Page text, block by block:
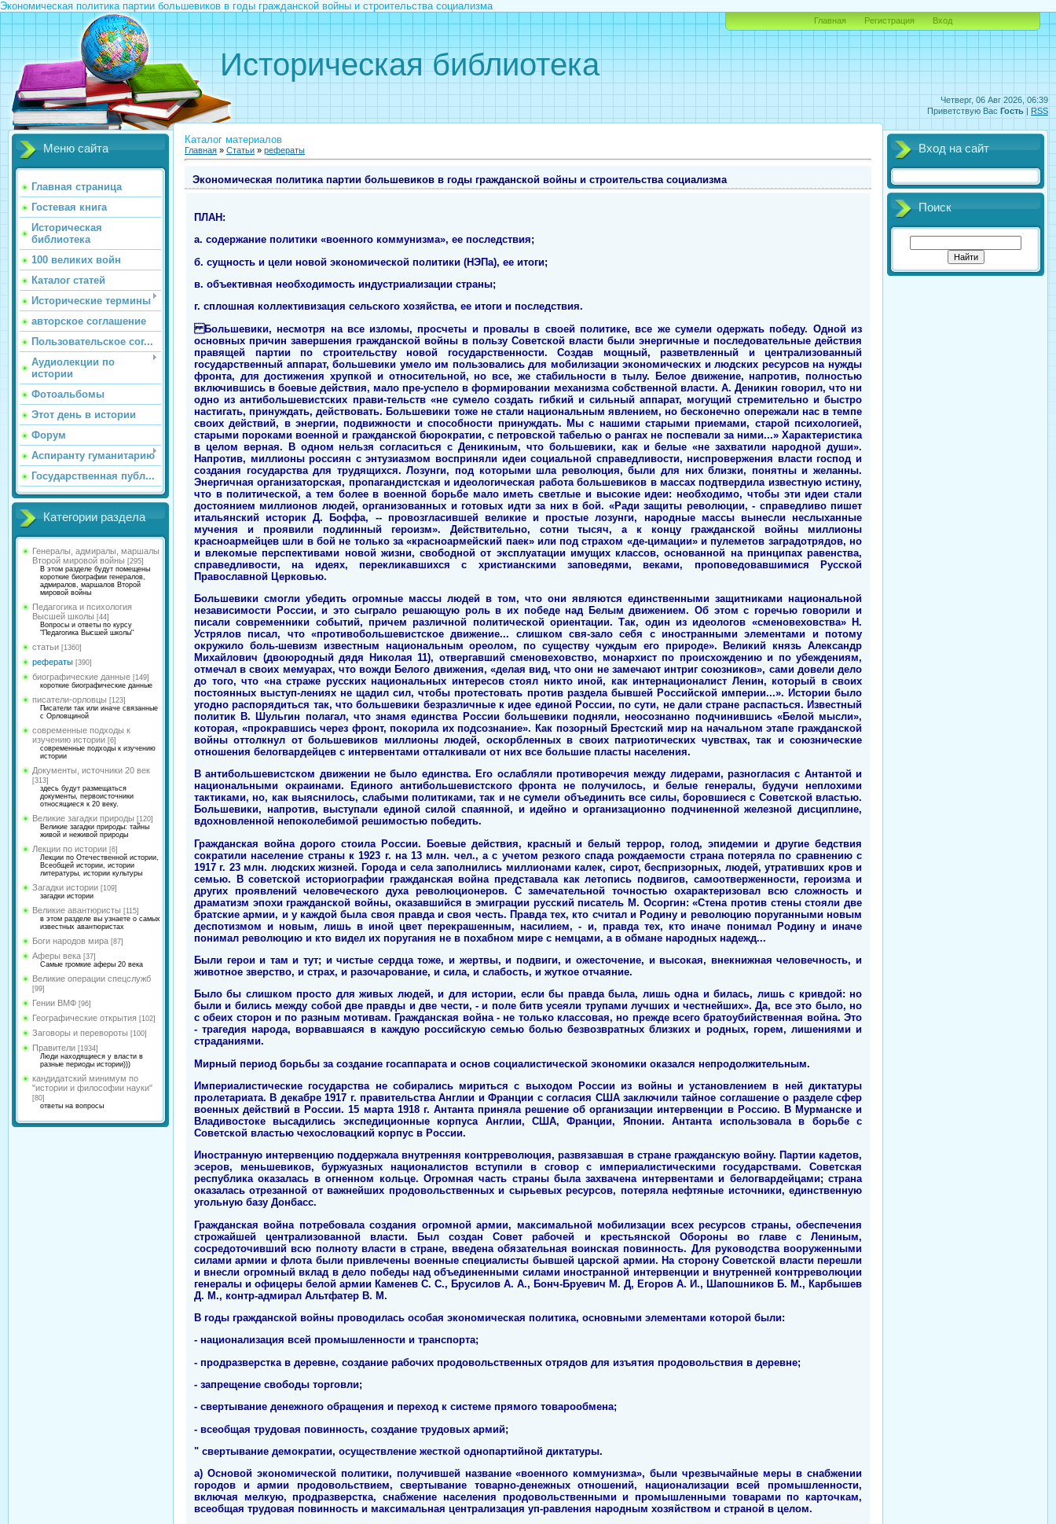
Экономическая политика партии большевиков в годы гражданской войны и строительства социализма
Четверг, 06 Авг 2026, 06:39
Приветствую Вас Гость | RSS
Историческая библиотека
Главная Регистрация Вход
Меню сайта
Главная страница
Гостевая книга
Историческая
библиотека
100 великих войн
Каталог статей
Исторические термины
авторское соглашение
Пользовательское сог...
Аудиолекции по
истории
Фотоальбомы
Этот день в истории
Форум
Аспиранту гуманитарию
Государственная публ...
Категории раздела
Генералы, адмиралы, маршалы
Второй мировой войны [295]
В этом разделе будут помещены
короткие биографии генералов,
адмиралов, маршалов Второй
мировой войны
Педагогика и психология
Высшей школы [44]
Вопросы и ответы по курсу
"Педагогика Высшей школы"
статьи [1360]
рефераты [390]
биографические данные [149]
короткие биографические данные
писатели-орловцы [123]
Писатели так или иначе связанные
с Орловщиной
современные подходы к
изучению истории [6]
современные подходы к изучению
истории
Документы, источники 20 век
[313]
здесь будут размещаться
документы, первоисточники
относящиеся к 20 веку.
Великие загадки природы [120]
Великие загадки природы: тайны
живой и неживой природы
Лекции по истории [6]
Лекции по Отечественной истории,
Всеобщей истории, истории
литературы, истории культуры
Загадки истории [109]
загадки истории
Великие авантюристы [115]
в этом разделе вы узнаете о самых
известных авантюристах
Боги народов мира [87]
Аферы века [37]
Самые громкие аферы 20 века
Великие операции спецслужб
[99]
Гении ВМФ [96]
Географические открытия [102]
Заговоры и перевороты [100]
Правители [1934]
Люди находящиеся у власти в
разные периоды истории)))
кандидатский минимум по
"истории и философии науки"
[80]
ответы на вопросы
Каталог материалов
Главная » Статьи » рефераты
Экономическая политика партии большевиков в годы гражданской войны и строительства социализма
ПЛАН :
а. содержание политики «военного коммунизма», ее последствия;
б. сущность и цели новой экономической политики (НЭПа), ее итоги;
в. объективная необходимость индустриализации страны;
г. сплошная коллективизация сельского хозяйства, ее итоги и последствия.
Большевики, несмотря на все изломы, просчеты и провалы в своей политике, все же сумели одержать победу. Одной из
основных причин завершения гражданской войны в пользу Советской власти были энергичные и последовательные действия
правящей партии по строительству новой государственности. Создав мощный, разветвленный и централизованный
государственный аппарат, большевики умело им пользовались для мобилизации экономических и людских ресурсов на нужды
фронта, для достижения хрупкой и относительной, но все, же стабильности в тылу. Белое движение, напротив, полностью
включившись в боевые действия, мало пре-успело в формировании механизма собственной власти. А. Деникин говорил, что ни
одно из антибольшевистских прави-тельств «не сумело создать гибкий и сильный аппарат, могущий стремительно и быстро
настигать, принуждать, действовать. Большевики тоже не стали национальным явлением, но бесконечно опережали нас в темпе
своих действий, в энергии, подвижности и способности принуждать. Мы с нашими старыми приемами, старой психологией,
старыми пороками военной и гражданской бюрократии, с петровской табелью о рангах не поспевали за ними...» Характеристика
в целом верная. В одном нельзя согласиться с Деникиным, что большевики, как и белые «не захватили народной души».
Напротив, миллионы россиян с энтузиазмом восприняли идеи социальной справедливости, ниспровержения власти господ и
создания государства для трудящихся. Лозунги, под которыми шла революция, были для них близки, понятны и желанны.
Энергичная организаторская, пропагандистская и идеологическая работа большевиков в массах подтвердила известную истину,
что в политической, а тем более в военной борьбе мало иметь светлые и высокие идеи: необходимо, чтобы эти идеи стали
достоянием миллионов людей, организованных и готовых идти за них в бой. «Ради защиты революции, - справедливо пишет
итальянский историк Д. Боффа, -- провозгласившей великие и простые лозунги, народные массы вынесли неслыханные
мучения и проявили подлинный героизм». Действительно, сотни тысяч, а к концу гражданской войны миллионы
красноармейцев шли в бой не только за «красноармейский паек» или под страхом «де-цимации» и пулеметов заградотрядов, но
и влекомые перспективами новой жизни, свободной от эксплуатации имущих классов, основанной на принципах равенства,
справедливости, на идеях, перекликавшихся с христианскими заповедями, веками, проповедовавшимися Русской
Православной Церковью.
Большевики смогли убедить огромные массы людей в том, что они являются единственными защитниками национальной
независимости России, и это сыграло решающую роль в их победе над Белым движением. Об этом с горечью говорили и
писали современники событий, причем различной политической ориентации. Так, один из идеологов «сменовеховства» Н.
Устрялов писал, что «противобольшевистское движение... слишком свя-зало себя с иностранными элементами и потому
окружило боль-шевизм известным национальным ореолом, по существу чуждым его природе». Великий князь Александр
Михайлович (двоюродный дядя Николая 11), отвергавший сменовеховство, монархист по происхождению и по убеждениям,
отмечал в своих мемуарах, что вожди Белого движения, «делая вид, что они не замечают интриг союзников», сами довели дело
до того, что «на страже русских национальных интересов стоял никто иной, как интернационалист Ленин, который в своих
постоянных выступ-лениях не щадил сил, чтобы протестовать против раздела бывшей Российской империи...». Истории было
угодно распорядиться так, что большевики безразличные к идее единой России, по сути, не дали стране распасться. Известный
политик В. Шульгин полагал, что знамя единства России большевики подняли, неосознанно подчинившись «Белой мысли»,
которая, «прокравшись через фронт, покорила их подсознание». Как позорный Брестский мир на начальном этапе гражданской
войны оттолкнул от большевиков миллионы людей, оскорбленных в своих патриотических чувствах, так и союзнические
отношения белогвардейцев с интервентами отталкивали от них все большие пласты населения.
В антибольшевистском движении не было единства. Его ослабляли противоречия между лидерами, разногласия с Антантой и
национальными окраинами. Единого антибольшевистского фронта не получилось, и белые генералы, будучи неплохими
тактиками, но, как выяснилось, слабыми политиками, так и не сумели объединить все силы, боровшиеся с Советской властью.
Большевики, напротив, выступали единой силой спаянной, и идейно и организационно подчиненной железной дисциплине,
вдохновленной непоколебимой решимостью победить.
Гражданская война дорого стоила России. Боевые действия, красный и белый террор, голод, эпидемии и другие бедствия
сократили население страны к 1923 г. на 13 млн. чел., а с учетом резкого спада рождаемости страна потеряла по сравнению с
1917 г. 23 млн. людских жизней. Города и села заполнились миллионами калек, сирот, беспризорных, людей, утративших кров и
семью. В советской историографии гражданская война представала как летопись подвигов, самоотверженности, героизма и
других проявлений человеческого духа революционеров. С замечательной точностью охарактеризовал всю сложность и
драматизм эпохи гражданской войны, оказавшийся в эмиграции русский писатель М. Осоргин: «Стена против стены стояли две
братские армии, и у каждой была своя правда и своя честь. Правда тех, кто считал и Родину и революцию поруганными новым
деспотизмом и новым, лишь в иной цвет перекрашенным, насилием, - и, правда тех, кто иначе понимал Родину и иначе
понимал революцию и кто видел их поругания не в похабном мире с немцами, а в обмане народных надежд...
Были герои и там и тут; и чистые сердца тоже, и жертвы, и подвиги, и ожесточение, и высокая, внекнижная человечность, и
животное зверство, и страх, и разочарование, и сила, и слабость, и жуткое отчаяние.
Было бы слишком просто для живых людей, и для истории, если бы правда была, лишь одна и билась, лишь с кривдой: но
были и бились между собой две правды и две чести, - и поле битв усеяли трупами лучших и честнейших». Да, все это было, но
с обеих сторон и по разным мотивам. Гражданская война - не только классовая, но прежде всего братоубийственная война. Это
- трагедия народа, ворвавшаяся в каждую российскую семью болью безвозвратных близких и родных, горем, лишениями и
страданиями.
Мирный период борьбы за создание госаппарата и основ социалистической экономики оказался непродолжительным.
Империалистические государства не собирались мириться с выходом России из войны и установлением в ней диктатуры
пролетариата. В декабре 1917 г. правительства Англии и Франции с согласия США заключили тайное соглашение о разделе сфер
военных действий в России. 15 марта 1918 г. Антанта приняла решение об организации интервенции в Россию. В Мурманске и
Владивостоке высадились экспедиционные корпуса Англии, США, Франции, Японии. Антанта использовала в борьбе с
Советской властью чехословацкий корпус в России.
Иностранную интервенцию поддержала внутренняя контрреволюция, развязавшая в стране гражданскую войну. Партии кадетов,
эсеров, меньшевиков, буржуазных националистов вступили в сговор с империалистическими государствами. Советская
республика оказалась в огненном кольце. Огромная часть страны была захвачена интервентами и белогвардейцами; страна
оказалась отрезанной от важнейших продовольственных и сырьевых ресурсов, потеряла нефтяные источники, единственную
угольную базу Донбасс.
Гражданская война потребовала создания огромной армии, максимальной мобилизации всех ресурсов страны, обеспечения
строжайшей централизованной власти. Был создан Совет рабочей и крестьянской Обороны во главе с Лениным,
сосредоточивший всю полноту власти в стране, введена обязательная воинская повинность. Для руководства вооруженными
силами армии и флота были привлечены военные специалисты бывшей царской армии. На сторону Советской власти перешли
и внесли огромный вклад в дело победы над объединенными силами иностранной интервенции и внутренней контрреволюции
генералы и офицеры белой армии Каменев С. С., Брусилов А. А., Бонч-Бруевич М. Д, Егоров А. И., Шапошников Б. М., Карбышев
Д. М., контр-адмирал Альтфатер В. М.
В годы гражданской войны проводилась особая экономическая политика, основными элементами которой были:
- национализация всей промышленности и транспорта;
- продразверстка в деревне, создание рабочих продовольственных отрядов для изъятия продовольствия в деревне;
- запрещение свободы торговли;
- свертывание денежного обращения и переход к системе прямого товарообмена;
- всеобщая трудовая повинность, создание трудовых армий;
" свертывание демократии, осуществление жесткой однопартийной диктатуры.
а) Основой экономической политики, получившей название «военного коммунизма», были чрезвычайные меры в снабжении
городов и армии продовольствием, свертывание товарно-денежных отношений, национализации всей промышленности,
включая мелкую, продразверстка, снабжение населения продовольственными и промышленными товарами по карточкам,
всеобщая трудовая повинность и максимальная централизация уп-равления народным хозяйством и страной в целом.
Вход на сайт
Поиск